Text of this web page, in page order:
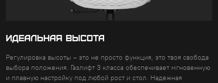
ИДЕАЛЬНАЯ ВЫСОТА
Регулировка высоты – это не просто функция, это твоя свобода
выбора положения. Газлифт 3 класса обеспечивает мгновенную
и плавную настройку под любой рост и стол. Надежная